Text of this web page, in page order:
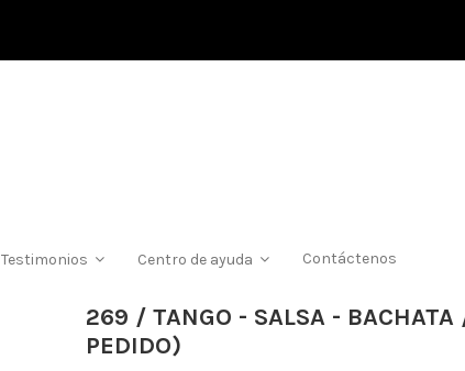
Testimonios Centro de ayuda Contáctenos
269 / TANGO - SALSA - BACHATA
PEDIDO)